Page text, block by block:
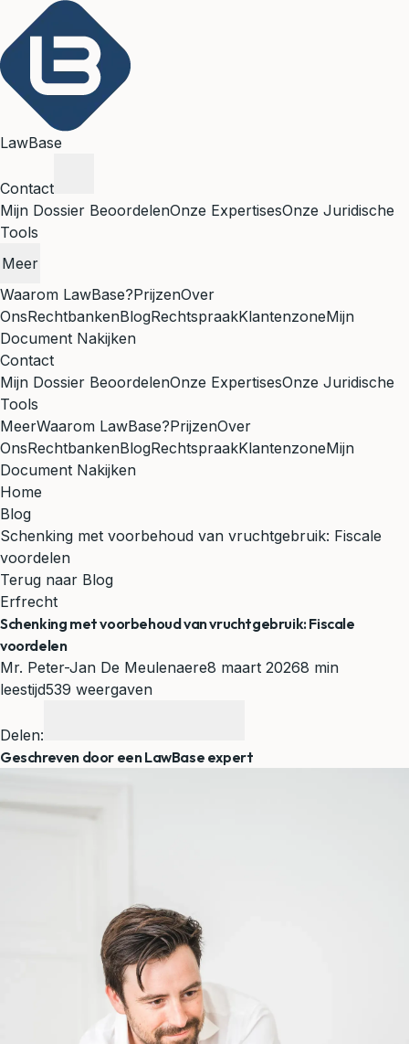
LawBase
Contact
Mijn Dossier BeoordelenOnze ExpertisesOnze Juridische
Tools
Meer
Waarom LawBase?PrijzenOver
OnsRechtbankenBlogRechtspraakKlantenzoneMijn
Document Nakijken
Contact
Mijn Dossier BeoordelenOnze ExpertisesOnze Juridische
Tools
MeerWaarom LawBase?PrijzenOver
OnsRechtbankenBlogRechtspraakKlantenzoneMijn
Document Nakijken
Home
Blog
Schenking met voorbehoud van vruchtgebruik: Fiscale
voordelen
Terug naar Blog
Erfrecht
Schenking met voorbehoud van vruchtgebruik: Fiscale
voordelen
Mr. Peter-Jan De Meulenaere8 maart 20268 min
leestijd539 weergaven
Delen:
Geschreven door een LawBase expert